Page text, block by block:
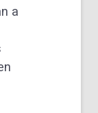
a